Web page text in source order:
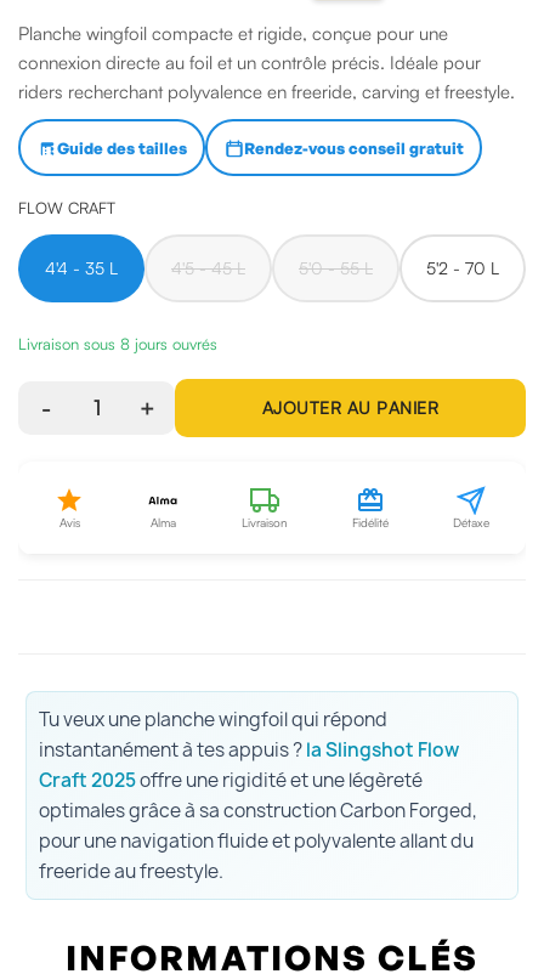
Planche wingfoil compacte et rigide, conçue pour une
connexion directe au foil et un contrôle précis. Idéale pour
riders recherchant polyvalence en freeride, carving et freestyle.
Guide des tailles Rendez-vous conseil gratuit
FLOW CRAFT
4'4 - 35 L 4'5 - 45 L 5'0 - 55 L 5'2 - 70 L
Livraison sous 8 jours ouvrés
- 1 + AJOUTER AU PANIER
Avis Alma Livraison Fidélité Détaxe
Tu veux une planche wingfoil qui répond
instantanément à tes appuis ?la Slingshot Flow
Craft 2025offre une rigidité et une légèreté
optimales grâce à sa construction Carbon Forged,
pour une navigation fluide et polyvalente allant du
freeride au freestyle.
INFORMATIONS CLÉS